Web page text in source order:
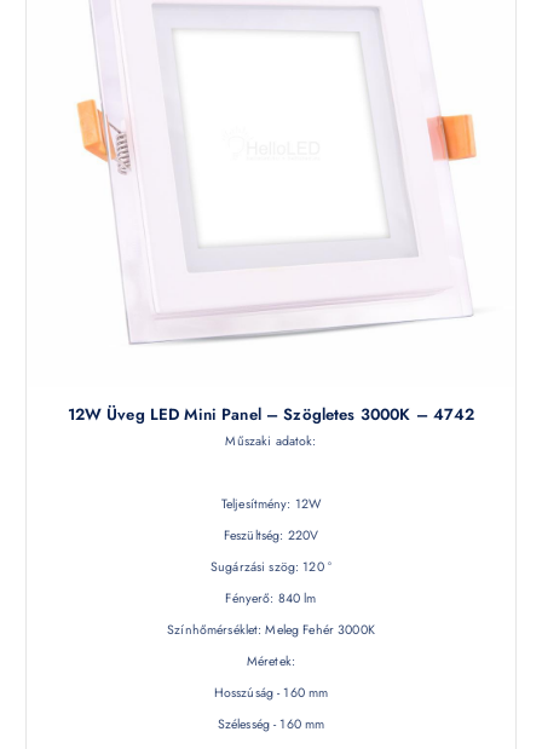
12W Üveg LED Mini Panel – Szögletes 3000K – 4742
Műszaki adatok:
Teljesítmény: 12W
Feszültség: 220V
Sugárzási szög: 120 °
Fényerő: 840 lm
Színhőmérséklet: Meleg Fehér 3000K
Méretek:
Hosszúság - 160 mm
Szélesség - 160 mm